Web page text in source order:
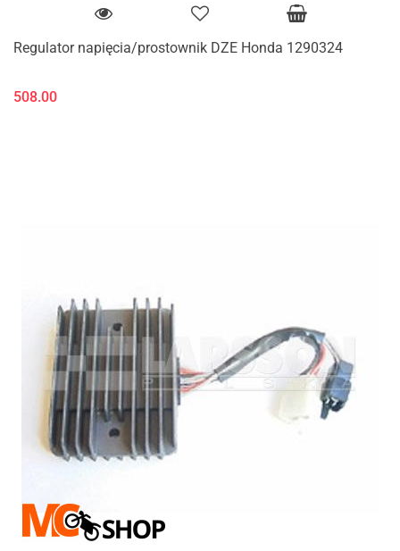
Regulator napięcia/prostownik DZE Honda 1290324
508.00